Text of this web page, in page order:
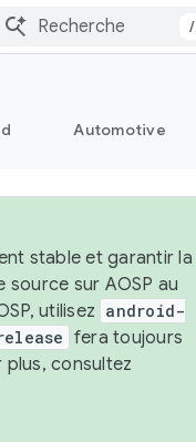
/
Automotive
stable et garantir la
sur AOSP au
utilisez android-
fera toujours
plus, consultez